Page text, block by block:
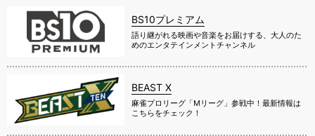
BS10プレミアム
語り継がれる映画や音楽をお届けする、大人のた
めのエンタテインメントチャンネル
BEAST X
麻雀プロリーグ「Mリーグ」参戦中！最新情報は
こちらをチェック！